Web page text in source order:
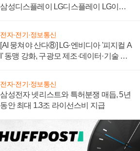
삼성디스플레이 LG디스플레이 LG이노
전자·전기·정보통신
[AI 뭉쳐야 산다⑧] LG·엔비디아 '피지컬 A
I' 동맹 강화, 구광모 제조·데이터·기술 결
전자·전기·정보통신
삼성전자 넷리스트와 특허분쟁 매듭, 5년
동안 최대 1.3조 라이선스비 지급